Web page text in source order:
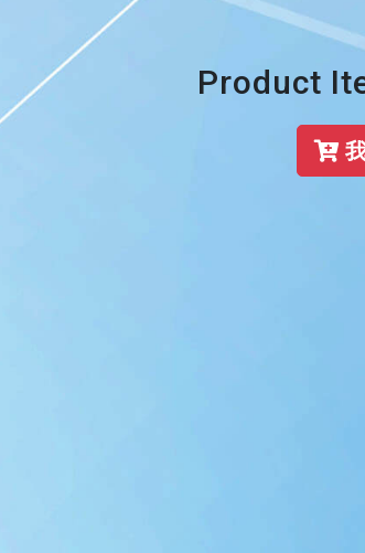
Product